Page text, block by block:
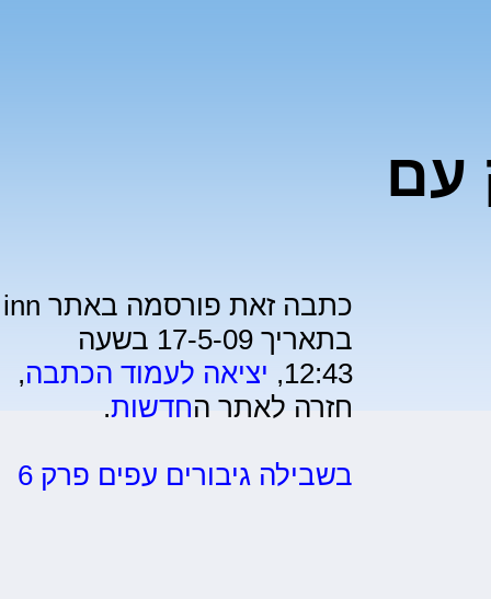
עם
כתבה זאת פורסמה באתר inn
בתאריך 17-5-09 בשעה
12:43, יציאה לעמוד הכתבה,
חזרה לאתר החדשות.
בשבילה גיבורים עפים פרק 6